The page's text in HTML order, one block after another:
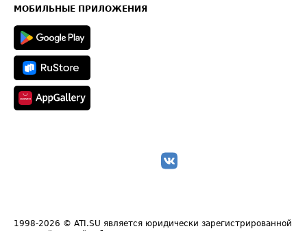
Техническая информация
МОБИЛЬНЫЕ ПРИЛОЖЕНИЯ
1998-2026 © ATI.SU является юридически зарегистрированной